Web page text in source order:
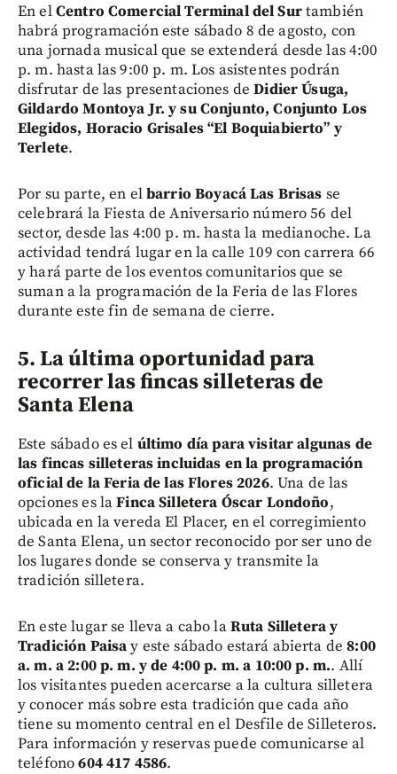
En elCentro Comercial Terminal del Surtambién
habrá programación este sábado 8 de agosto, con
una jornada musical que se extenderá desde las 4:00
p. m. hasta las 9:00 p. m. Los asistentes podrán
disfrutar de las presentaciones deDidier Úsuga,
Gildardo Montoya Jr. y su Conjunto, Conjunto Los
Elegidos, Horacio Grisales “El Boquiabierto” y
Terlete.
Por su parte, en elbarrio Boyacá Las Brisas se
celebrará la Fiesta de Aniversario número 56 del
sector, desde las 4:00 p. m. hasta la medianoche. La
actividad tendrá lugar en la calle 109 con carrera 66
y hará parte de los eventos comunitarios que se
suman a la programación de la Feria de las Flores
durante este fin de semana de cierre.
5. La última oportunidad para
recorrer las fincas silleteras de
Santa Elena
Este sábado es el último día para visitar algunas de
las fincas silleteras incluidas en la programación
oficial de la Feria de las Flores 2026. Una de las
opciones es laFinca Silletera Óscar Londoño,
ubicada en la vereda El Placer, en el corregimiento
de Santa Elena, un sector reconocido por ser uno de
los lugares donde se conserva y transmite la
tradición silletera.
En este lugar se lleva a cabo laRuta Silletera y
Tradición Paisay este sábado estará abierta de8:00
a. m. a 2:00 p. m. y de 4:00 p. m. a 10:00 p. m.. Allí
los visitantes pueden acercarse a la cultura silletera
y conocer más sobre esta tradición que cada año
tiene su momento central en el Desfile de Silleteros.
Para información y reservas puede comunicarse al
teléfono604 417 4586.